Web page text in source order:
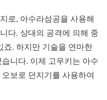
로, 아수라섬공을 사용해
다. 상대의 공격에 의해 중
죠. 하지만 기술을 연마한
니다. 이제 고우키는 아수
보로 던지기를 사용하여